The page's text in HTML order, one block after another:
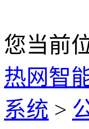
您当前
热网智
系统 >